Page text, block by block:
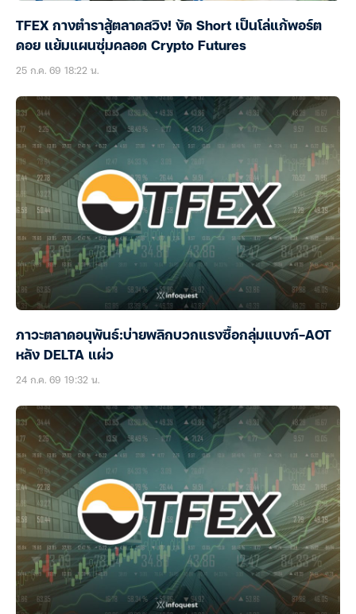
TFEX กางตำราสู้ตลาดสวิง! งัด Short เป็นโล่แก้พอร์ต
ดอย แย้มแผนซุ่มคลอด Crypto Futures
25 ก.ค. 69 18:22 น.
ภาวะตลาดอนุพันธ์:บ่ายพลิกบวกแรงซื้อกลุ่มแบงก์-AOT
หลัง DELTA แผ่ว
24 ก.ค. 69 19:32 น.